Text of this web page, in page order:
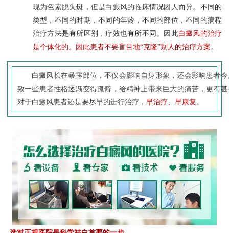
现为色素脱失斑，但是白癜风的临床情况因人而异。不同的
类型，不同的时期，不同的年龄，不同的部位，不同的病程
治疗方法是有所区别，疗效也有所不同。因此白癜风的治疗
是个体化的。因此患者不要盲目地“克隆”别人的治疗方案 。
白癜风长在暴露部位，不仅会影响自身形象，还会影响患者
致一些患者性格逐渐变得孤僻，给精神上带来巨大的痛苦，更有
对于白癜风患者还是要尽早的进行治疗， 早治疗、早康复 。